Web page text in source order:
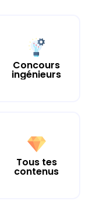
Concours
ingénieurs
Tous tes
contenus